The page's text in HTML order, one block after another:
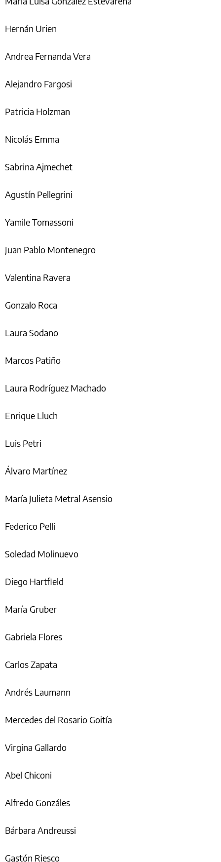
Hernán Urien
Andrea Fernanda Vera
Alejandro Fargosi
Patricia Holzman
Nicolás Emma
Sabrina Ajmechet
Agustín Pellegrini
Yamile Tomassoni
Juan Pablo Montenegro
Valentina Ravera
Gonzalo Roca
Laura Sodano
Marcos Patiño
Laura Rodríguez Machado
Enrique Lluch
Luis Petri
Álvaro Martínez
María Julieta Metral Asensio
Federico Pelli
Soledad Molinuevo
Diego Hartfield
María Gruber
Gabriela Flores
Carlos Zapata
Andrés Laumann
Mercedes del Rosario Goitía
Virgina Gallardo
Abel Chiconi
Alfredo Gonzáles
Bárbara Andreussi
Gastón Riesco